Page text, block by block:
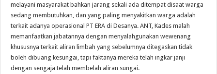
melayani masyarakat bahkan jarang sekali ada ditempat disaat warga
sedang membutuhkan, dan yang paling menyakitkan warga adalah
terkait adanya operasional PT ERA di Desanya. ANT, Kades malah
memanfaatkan jabatannya dengan menyalahgunakan wewenang
khususnya terkait aliran limbah yang sebelumnya ditegaskan tidak
boleh dibuang kesungai, tapi faktanya mereka telah ingkar janji
dengan sengaja telah membelah aliran sungai.